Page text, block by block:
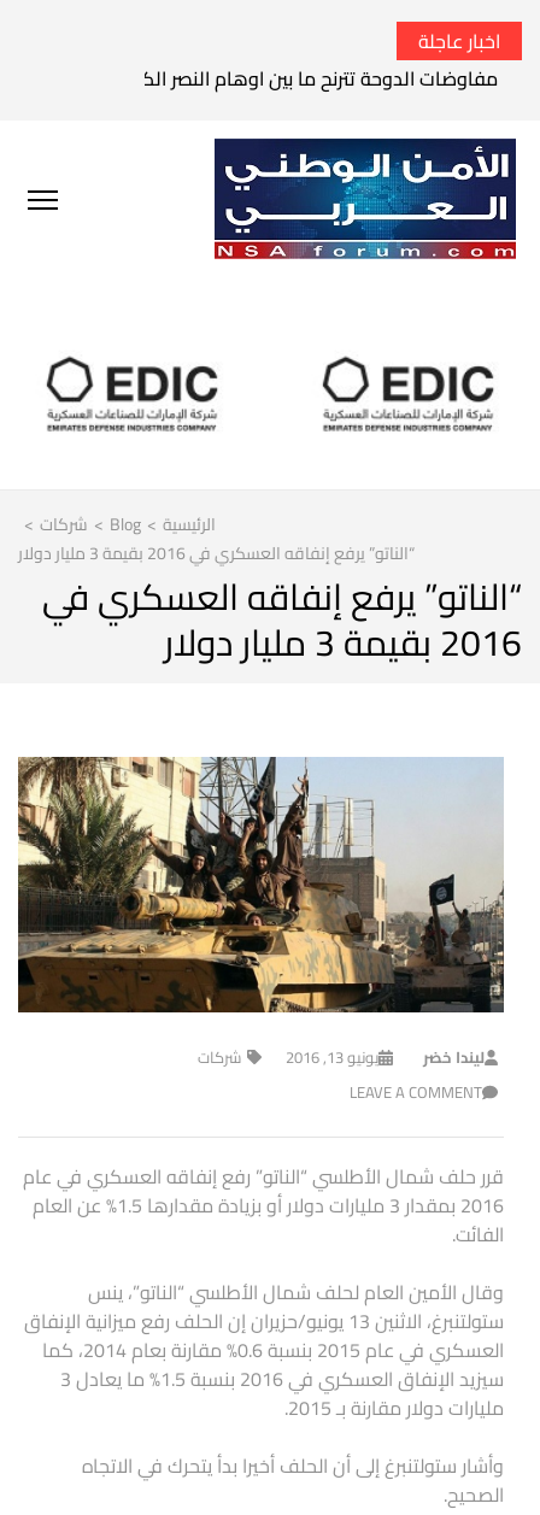
اخبار عاجلة
مفاوضات الدوحة تترنح ما بين اوهام النصر الكامل وواقع
الرئيسية >
Blog
> شركات >
“الناتو” يرفع إنفاقه العسكري في 2016 بقيمة 3 مليار دولار
“الناتو” يرفع إنفاقه العسكري في
2016 بقيمة 3 مليار دولار
ليندا خضر يونيو 13, 2016
شركات
LEAVE A COMMENT
قرر حلف شمال الأطلسي “الناتو” رفع إنفاقه العسكري في عام
2016 بمقدار 3 مليارات دولار أو بزيادة مقدارها 1.5% عن العام
الفائت.
وقال الأمين العام لحلف شمال الأطلسي “الناتو”، ينس
ستولتنبرغ، الاثنين 13 يونيو/حزيران إن الحلف رفع ميزانية الإنفاق
العسكري في عام 2015 بنسبة 0.6% مقارنة بعام 2014، كما
سيزيد الإنفاق العسكري في 2016 بنسبة 1.5% ما يعادل 3
مليارات دولار مقارنة بـ 2015.
وأشار ستولتنبرغ إلى أن الحلف أخيرا بدأ يتحرك في الاتجاه
الصحيح.